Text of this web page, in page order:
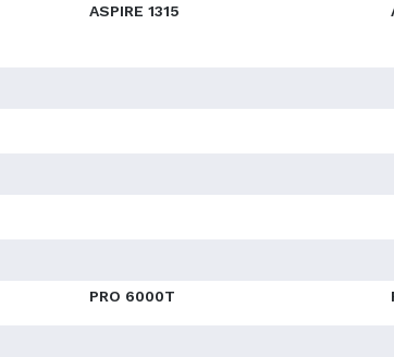
ASPIRE 1315
PRO 6000T